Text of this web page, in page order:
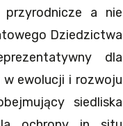
a nie
Dziedzictwa
dla
ewolucji i rozwoju
siedliska